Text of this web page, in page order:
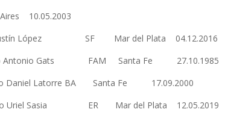
10.05.2003
López SF Mar del Plata 04.12.2016
Gats FAM Santa Fe 27.10.1985
Daniel Latorre BA Santa Fe 17.09.2000
Uriel Sasia ER Mar del Plata 12.05.2019